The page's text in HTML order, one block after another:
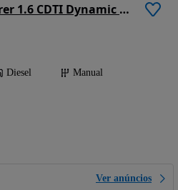
Opel Astra Sports Tourer 1.6 CDTI Dynamic S/S
Diesel
Manual
Ver anúncios